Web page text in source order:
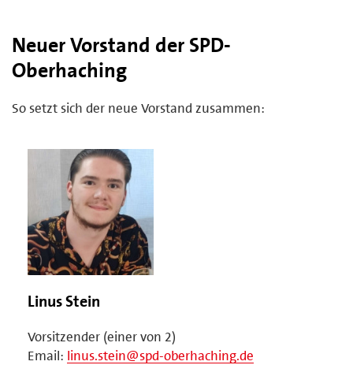
Neuer Vorstand der SPD-
Oberhaching
So setzt sich der neue Vorstand zusammen:
Linus Stein
Vorsitzender (einer von 2)
Email: linus.stein@spd-oberhaching.de